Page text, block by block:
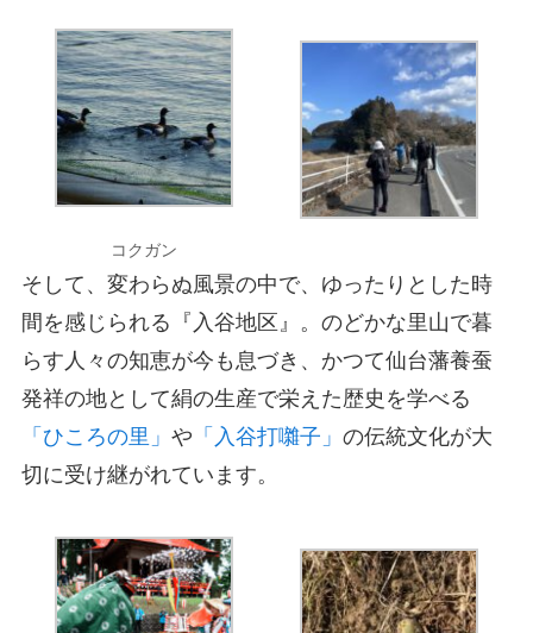
コクガン
そして、変わらぬ風景の中で、ゆったりとした時
間を感じられる『入谷地区』。のどかな里山で暮
らす人々の知恵が今も息づき、かつて仙台藩養蚕
発祥の地として絹の生産で栄えた歴史を学べる
「ひころの里」 や 「入谷打囃子」 の伝統文化が大
切に受け継がれています。